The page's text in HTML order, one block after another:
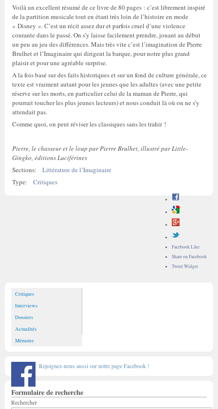
Voilà un excellent résumé de ce livre de 80 pages : c’est librement inspiré
de la partition musicale tout en étant très loin de l’histoire en mode
« Disney ». C’est un récit assez dur et parfois cruel d’une violence
courante dans le passé. On s’y laisse facilement prendre, jouant au début
un peu au jeu des différences. Mais très vite c’est l’imagination de Pierre
Brulhet et l’Imaginaire qui dirigent la barque, pour notre plus grand
plaisir et pour une agréable surprise.
A la fois basé sur des faits historiques et sur un fond de culture générale, ce
texte est vraiment autant pour les jeunes que les adultes (avec une petite
réserve sur les morts, en particulier celui de la maman de Pierre, qui
pourrait toucher les plus jeunes lecteurs) et nous conduit là où on ne s’y
attendait pas.
Comme quoi, on peut réviser les classiques sans les trahir !
Pierre, le chasseur et le loup par Pierre Brulhet, illustré par Little-
Gingko, éditions Luciférines
Sections:
Littérature de l’Imaginaire
Type:
Critiques
Facebook Like
Share on Facebook
Tweet Widget
Critiques
Interviews
Dossiers
Actualités
Mémoire
Rejoignez-nous aussi sur notre page Facebook !
Formulaire de recherche
Rechercher